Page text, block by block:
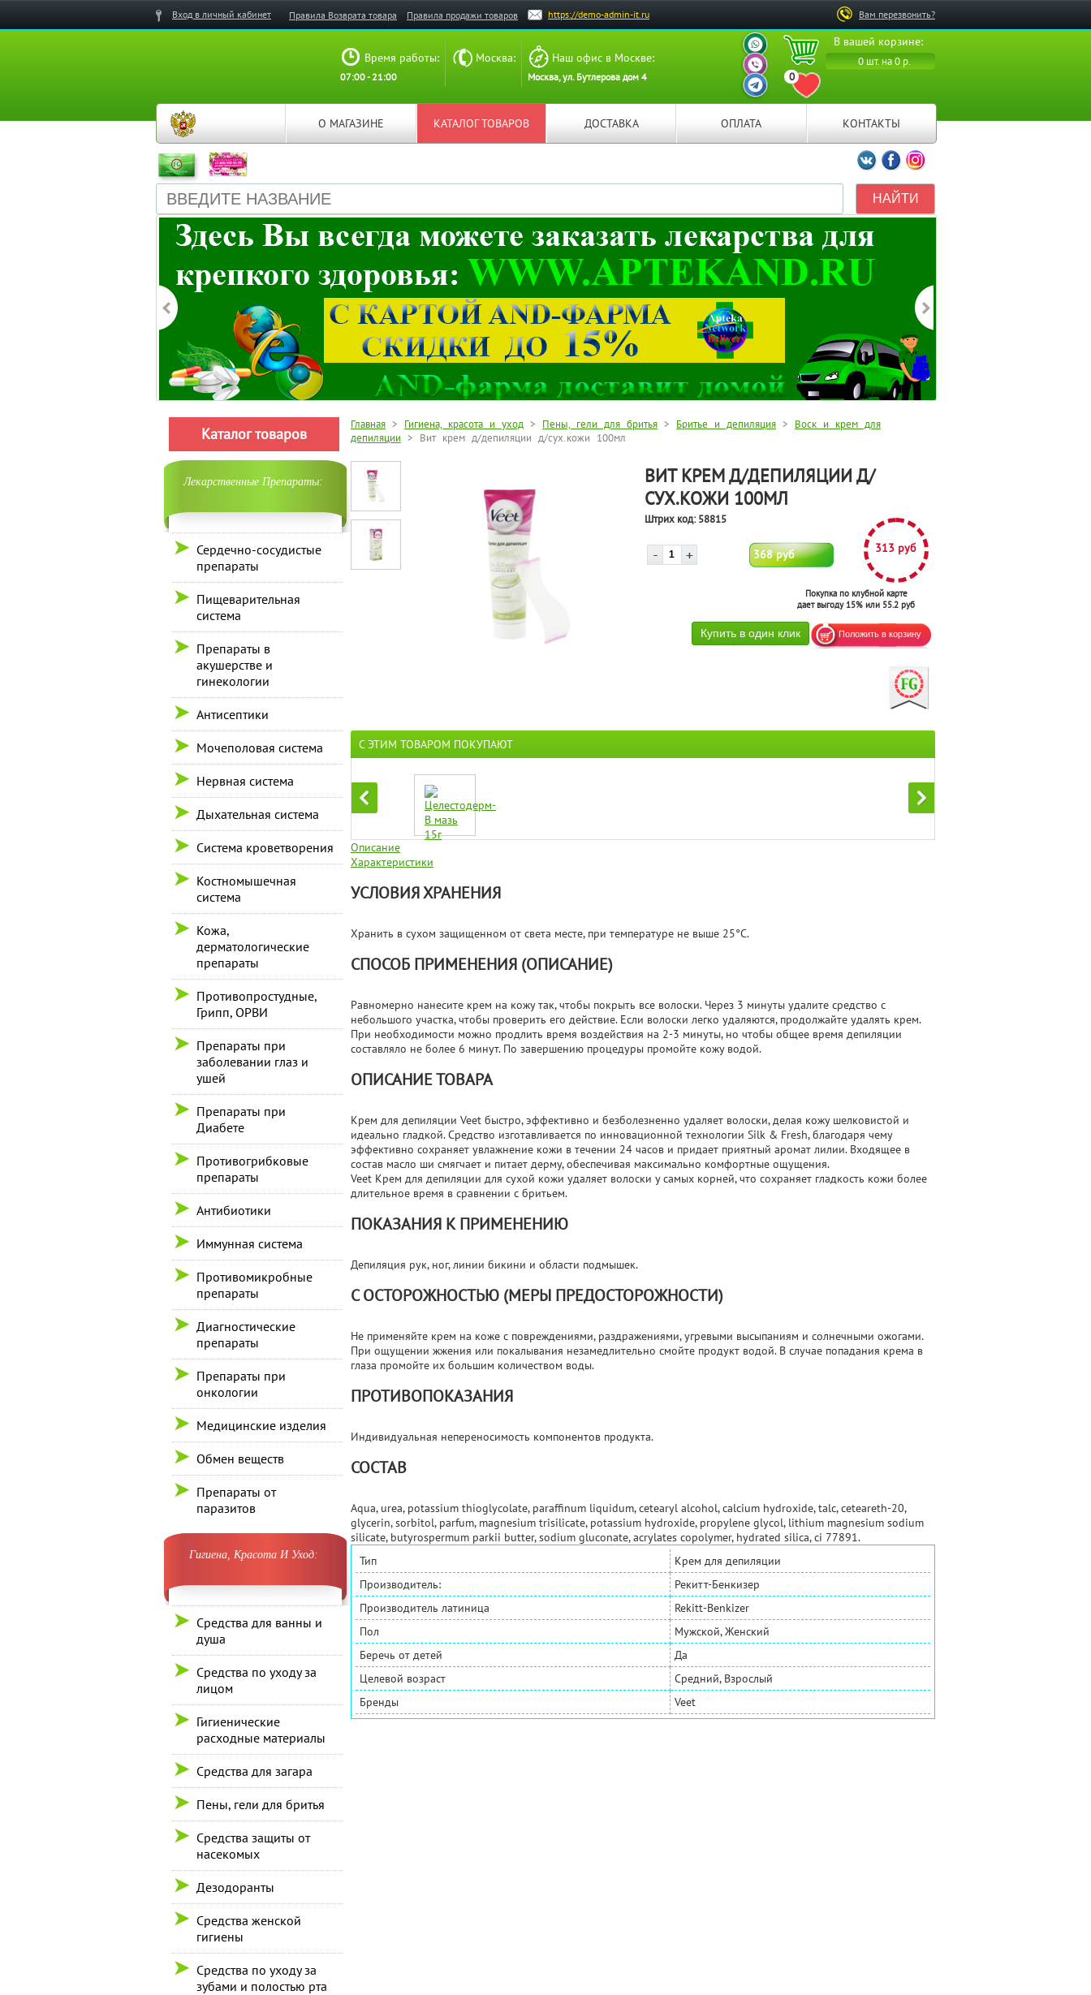
Вам перезвонить?
Вход в личный кабинет Правила Возврата товара Правила продажи товаров https://demo-admin-it.ru
В вашей корзине:
0 шт. на 0 р.
0
ПЕРЕЙТИ В ИЗБРАННОЕ
ВАШ ПЕРСОНАЛЬНЫЙ
МЕНЕДЖЕР
ВАШ ПЕРСОНАЛЬНЫЙ
МЕНЕДЖЕР
ВАШ ПЕРСОНАЛЬНЫЙ
МЕНЕДЖЕР
Время работы:
07:00 - 21:00
Москва: Наш офис в Москве:
Москва, ул. Бутлерова дом 4
О МАГАЗИНЕ КАТАЛОГ ТОВАРОВ ДОСТАВКА ОПЛАТА КОНТАКТЫ
Мы ВКонтакте
Мы на Facebook
Мы в Instagramm
Каталог товаров
Лекарственные Препараты:
Сердечно-сосудистые
препараты
Пищеварительная
система
Препараты в
акушерстве и
гинекологии
Антисептики
Мочеполовая система
Нервная система
Дыхательная система
Система кроветворения
Костномышечная
система
Кожа,
дерматологические
препараты
Противопростудные,
Грипп, ОРВИ
Препараты при
заболевании глаз и
ушей
Препараты при
Диабете
Противогрибковые
препараты
Антибиотики
Иммунная система
Противомикробные
препараты
Диагностические
препараты
Препараты при
онкологии
Медицинские изделия
Обмен веществ
Препараты от
паразитов
Гигиена, Красота И Уход:
Средства для ванны и
душа
Средства по уходу за
лицом
Гигиенические
расходные материалы
Средства для загара
Пены, гели для бритья
Средства защиты от
насекомых
Дезодоранты
Средства женской
гигиены
Средства по уходу за
зубами и полостью рта
Главная > Гигиена, красота и уход > Пены, гели для бритья > Бритье и депиляция > Воск и крем для
депиляции > Вит крем д/депиляции д/сух.кожи 100мл
ВИТ КРЕМ Д/ДЕПИЛЯЦИИ Д/
СУХ.КОЖИ 100МЛ
Штрих код:58815
368 руб 313 руб
Покупка по клубной карте
дает выгоду 15% или 55.2 руб
С ЭТИМ ТОВАРОМ ПОКУПАЮТ
Описание
Характеристики
УСЛОВИЯ ХРАНЕНИЯ
Хранить в сухом защищенном от света месте, при температуре не выше 25°C.
СПОСОБ ПРИМЕНЕНИЯ (ОПИСАНИЕ)
Равномерно нанесите крем на кожу так, чтобы покрыть все волоски. Через 3 минуты удалите средство с
небольшого участка, чтобы проверить его действие. Если волоски легко удаляются, продолжайте удалять крем.
При необходимости можно продлить время воздействия на 2-3 минуты, но чтобы общее время депиляции
составляло не более 6 минут. По завершению процедуры промойте кожу водой.
ОПИСАНИЕ ТОВАРА
Крем для депиляции Veet быстро, эффективно и безболезненно удаляет волоски, делая кожу шелковистой и
идеально гладкой. Средство изготавливается по инновационной технологии Silk & Fresh, благодаря чему
эффективно сохраняет увлажнение кожи в течении 24 часов и придает приятный аромат лилии. Входящее в
состав масло ши смягчает и питает дерму, обеспечивая максимально комфортные ощущения.
Veet Крем для депиляции для сухой кожи удаляет волоски у самых корней, что сохраняет гладкость кожи более
длительное время в сравнении с бритьем.
ПОКАЗАНИЯ К ПРИМЕНЕНИЮ
Депиляция рук, ног, линии бикини и области подмышек.
С ОСТОРОЖНОСТЬЮ (МЕРЫ ПРЕДОСТОРОЖНОСТИ)
Не применяйте крем на коже с повреждениями, раздражениями, угревыми высыпаниям и солнечными ожогами.
При ощущении жжения или покалывания незамедлительно смойте продукт водой. В случае попадания крема в
глаза промойте их большим количеством воды.
ПРОТИВОПОКАЗАНИЯ
Индивидуальная непереносимость компонентов продукта.
СОСТАВ
Aqua, urea, potassium thioglycolate, paraffinum liquidum, cetearyl alcohol, calcium hydroxide, talc, ceteareth-20,
glycerin, sorbitol, parfum, magnesium trisilicate, potassium hydroxide, propylene glycol, lithium magnesium sodium
silicate, butyrospermum parkii butter, sodium gluconate, acrylates copolymer, hydrated silica, ci 77891.
Тип
Крем для депиляции
Производитель:
Рекитт-Бенкизер
Производитель латиница
Rekitt-Benkizer
Пол
Мужской, Женский
Беречь от детей
Да
Целевой возраст
Средний, Взрослый
Бренды
Veet